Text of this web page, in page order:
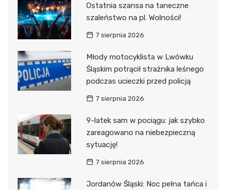
Ostatnia szansa na taneczne
szaleństwo na pl. Wolności!
7 sierpnia 2026
Młody motocyklista w Lwówku
Śląskim potrącił strażnika leśnego
podczas ucieczki przed policją
7 sierpnia 2026
9-latek sam w pociągu: jak szybko
zareagowano na niebezpieczną
sytuację!
7 sierpnia 2026
Jordanów Śląski: Noc pełna tańca i